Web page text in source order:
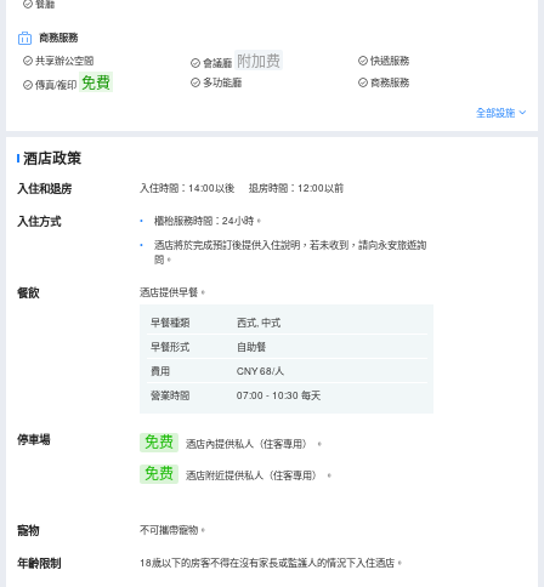
餐廳
商務服務
共享辦公空間 會議廳 附加费
快遞服務
傳真/複印 免費 多功能廳 商務服務
全部設施
酒店政策
入住和退房 入住時間：14:00以後 退房時間：12:00以前
入住方式
櫃枱服務時間：24小時。
酒店將於完成預訂後提供入住說明，若未收到，請向永安旅遊詢
問。
餐飲 酒店提供早餐。
早餐種類
西式, 中式
早餐形式
自助餐
費用
CNY 68/人
營業時間
07:00 - 10:30 每天
停車場 免费 酒店內提供私人（住客專用） 。
免费 酒店附近提供私人（住客專用） 。
寵物 不可攜帶寵物。
年齡限制 18歲以下的房客不得在沒有家長或監護人的情況下入住酒店。